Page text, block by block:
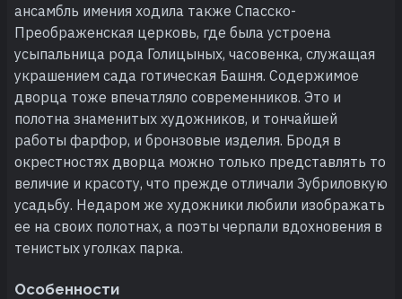
ансамбль имения ходила также Спасско-
Преображенская церковь, где была устроена
усыпальница рода Голицыных, часовенка, служащая
украшением сада готическая Башня. Содержимое
дворца тоже впечатляло современников. Это и
полотна знаменитых художников, и тончайшей
работы фарфор, и бронзовые изделия. Бродя в
окрестностях дворца можно только представлять то
величие и красоту, что прежде отличали Зубриловкую
усадьбу. Недаром же художники любили изображать
ее на своих полотнах, а поэты черпали вдохновения в
тенистых уголках парка.
Особенности